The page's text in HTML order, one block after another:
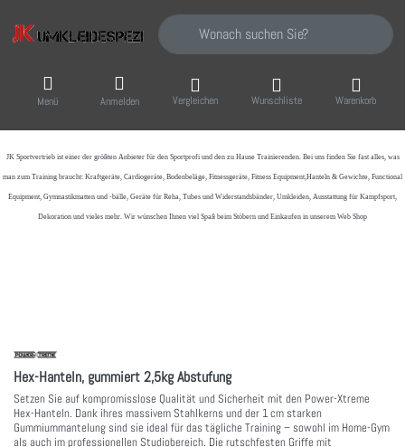
Geben Sie einen Suchbegriff ein. Während
Menü Anmelden Vergleichen Wunschliste Warenkorb
JK Sportvertrieb ist einer der größten Anbieter für den Sportprofi und den zu Hause Trainierenden. Bei uns finden Sie fast alles, was
man zum Training braucht: Kraftgeräte, Cardiogeräte, Bodenbeläge, Fitnessgeräte, Fitness Equipment,Hanteln & Gewichte, Functional
Equipment, Gymnastikmatten und -bälle, Geräte für Reha, Tubes und Widerstandsbänder, Umkleiden, Ausstattung für Kampfsport,
Dekoration und vieles mehr. Wir wünschen Ihnen viel Spaß beim Stöbern und Einkaufen in unserem Web Shop
Hex-Hanteln, gummiert 2,5kg Abstufung
Setzen Sie auf kompromisslose Qualität und Sicherheit mit den Power-Xtreme
Hex-Hanteln. Dank ihres massivem Stahlkerns und der 1 cm starken
Gummiummantelung sind sie ideal für das tägliche Training – sowohl im Home-Gym
als auch im professionellen Studiobereich. Die rutschfesten Griffe mit